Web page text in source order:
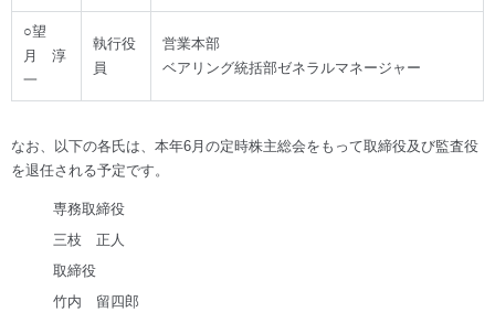
○望
月 淳
一
執行役
員
営業本部
ベアリング統括部ゼネラルマネージャー
なお、以下の各氏は、本年6月の定時株主総会をもって取締役及び監査役
を退任される予定です。
専務取締役
三枝 正人
取締役
竹内 留四郎